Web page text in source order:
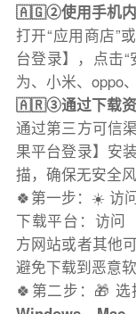
🇦🇬②使用手机内
打开“应用商店”
台登录】，点击
为、小米、oppo
🇦🇷③通过下载
通过第三方可信
果平台登录】安
描，确保无安全
🍀第一步：☀️ 访
下载平台：访问
方网站或者其他
避免下载到恶意软
🍀第二步：🎁